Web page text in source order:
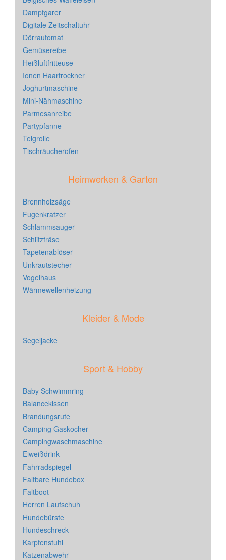
Dampfgarer
Digitale Zeitschaltuhr
Dörrautomat
Gemüsereibe
Heißluftfritteuse
Ionen Haartrockner
Joghurtmaschine
Mini-Nähmaschine
Parmesanreibe
Partypfanne
Teigrolle
Tischräucherofen
Heimwerken & Garten
Brennholzsäge
Fugenkratzer
Schlammsauger
Schlitzfräse
Tapetenablöser
Unkrautstecher
Vogelhaus
Wärmewellenheizung
Kleider & Mode
Segeljacke
Sport & Hobby
Baby Schwimmring
Balancekissen
Brandungsrute
Camping Gaskocher
Campingwaschmaschine
Eiweißdrink
Fahrradspiegel
Faltbare Hundebox
Faltboot
Herren Laufschuh
Hundebürste
Hundeschreck
Karpfenstuhl
Katzenabwehr